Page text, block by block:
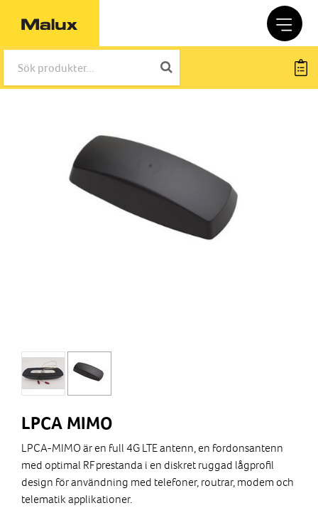
LPCA MIMO
LPCA-MIMO är en full 4G LTE antenn, en fordonsantenn
med optimal RF prestanda i en diskret ruggad lågprofil
design för användning med telefoner, routrar, modem och
telematik applikationer.